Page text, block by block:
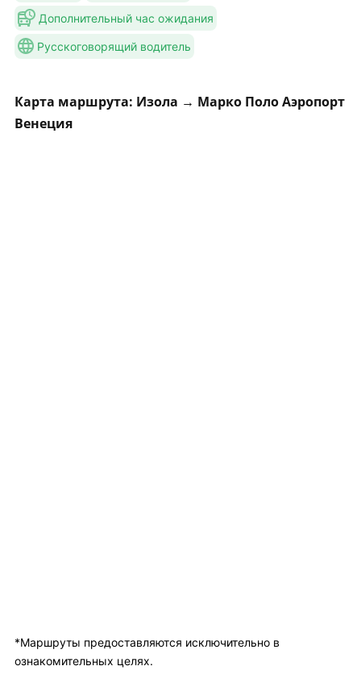
Дополнительный час ожидания
Русскоговорящий водитель
Карта маршрута: Изола → Марко Поло Аэропорт
Венеция
*Маршруты предоставляются исключительно в
ознакомительных целях.